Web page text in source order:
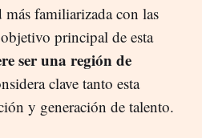
familiarizada con las
principal de esta
ser una región de
clave tanto esta
y generación de talento.